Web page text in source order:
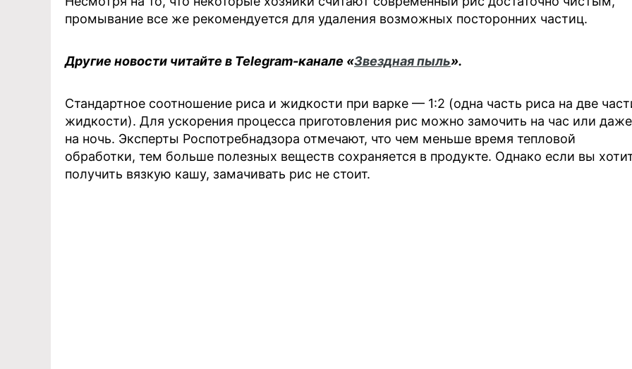
промывание все же рекомендуется для удаления возможных посторонних частиц.
Другие новости читайте в Telegram-канале «Звездная пыль».
Стандартное соотношение риса и жидкости при варке — 1:2 (одна часть риса на две
жидкости). Для ускорения процесса приготовления рис можно замочить на час или даже
на ночь. Эксперты Роспотребнадзора отмечают, что чем меньше время тепловой
обработки, тем больше полезных веществ сохраняется в продукте. Однако если вы
получить вязкую кашу, замачивать рис не стоит.